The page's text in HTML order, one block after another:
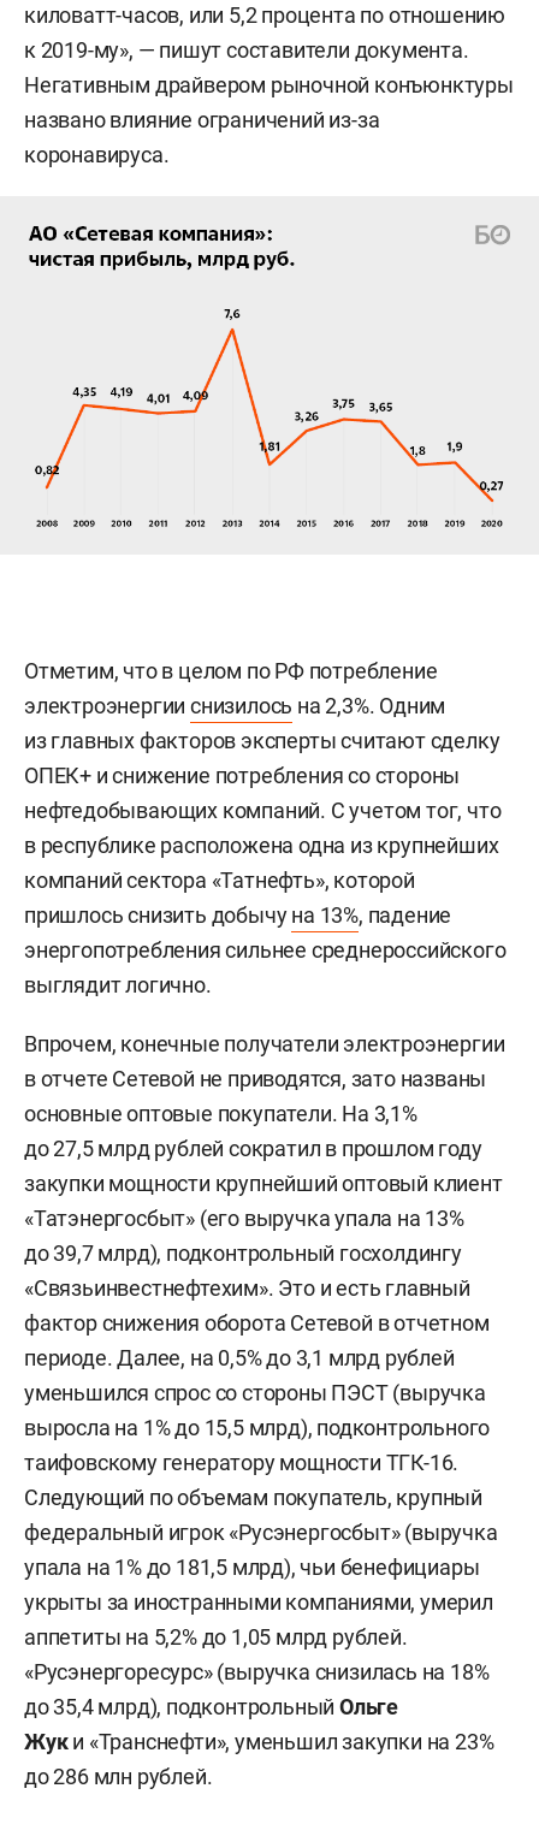
киловатт-часов, или 5,2 процента по отношению
к 2019-му», — пишут составители документа.
Негативным драйвером рыночной конъюнктуры
названо влияние ограничений из-за
коронавируса.
Отметим, что в целом по РФ потребление
электроэнергииснизилось на 2,3%. Одним
из главных факторов эксперты считают сделку
ОПЕК+ и снижение потребления со стороны
нефтедобывающих компаний. С учетом тог, что
в республике расположена одна из крупнейших
компаний сектора «Татнефть», которой
пришлось снизить добычуна 13%, падение
энергопотребления сильнее среднероссийского
выглядит логично.
Впрочем, конечные получатели электроэнергии
в отчете Сетевой не приводятся, зато названы
основные оптовые покупатели. На 3,1%
до 27,5 млрд рублей сократил в прошлом году
закупки мощности крупнейший оптовый клиент
«Татэнергосбыт» (его выручка упала на 13%
до 39,7 млрд), подконтрольный госхолдингу
«Связьинвестнефтехим». Это и есть главный
фактор снижения оборота Сетевой в отчетном
периоде. Далее, на 0,5% до 3,1 млрд рублей
уменьшился спрос со стороны ПЭСТ (выручка
выросла на 1% до 15,5 млрд), подконтрольного
таифовскому генератору мощности ТГК-16.
Следующий по объемам покупатель, крупный
федеральный игрок «Русэнергосбыт» (выручка
упала на 1% до 181,5 млрд), чьи бенефициары
укрыты за иностранными компаниями, умерил
аппетиты на 5,2% до 1,05 млрд рублей.
«Русэнергоресурс» (выручка снизилась на 18%
до 35,4 млрд), подконтрольныйОльге
Жуки «Транснефти», уменьшил закупки на 23%
до 286 млн рублей.